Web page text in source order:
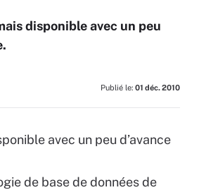
disponible avec un peu
Publié le: 01 déc. 2010
avec un peu d’avance
de base de données de